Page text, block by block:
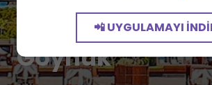
Göynük
📲 UYGULAMAYI